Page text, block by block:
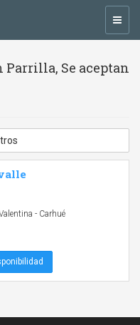
Se aceptan
- Carhué